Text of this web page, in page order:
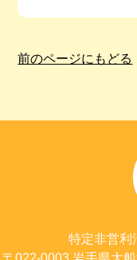
前のページにもどる
特定非営利